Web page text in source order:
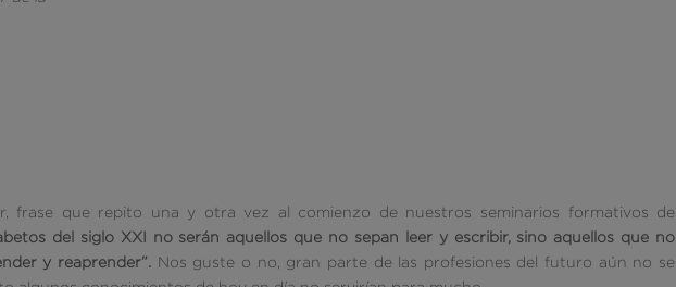
frase que repito una y otra vez al comienzo de nuestros seminarios formativos de
del siglo XXI no serán aquellos que no sepan leer y escribir, sino aquellos que no
y reaprender”.
Nos guste o no, gran parte de las profesiones del futuro aún no se